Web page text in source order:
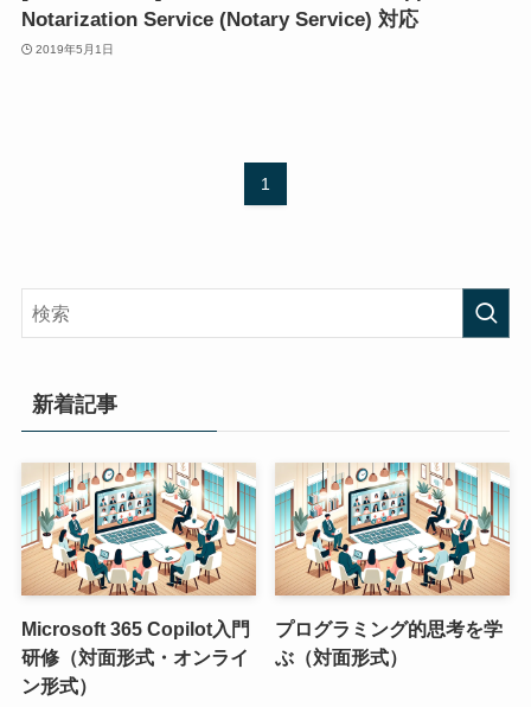
Notarization Service (Notary Service) 対応
2019年5月1日
1
新着記事
Microsoft 365 Copilot入門
研修（対面形式・オンライ
ン形式）
プログラミング的思考を学
ぶ（対面形式）